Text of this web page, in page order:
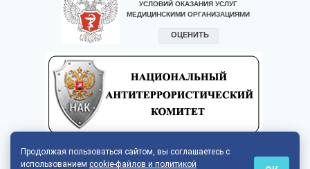
Продолжая пользоваться сайтом, вы соглашаетесь с
использованием cookie-файлов и политикой